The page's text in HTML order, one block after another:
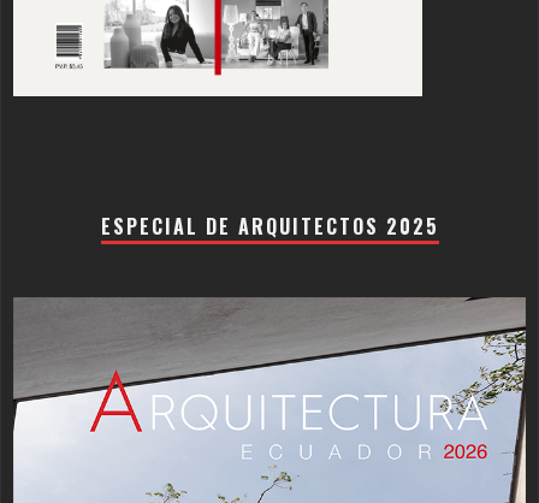
ESPECIAL DE ARQUITECTOS 2025